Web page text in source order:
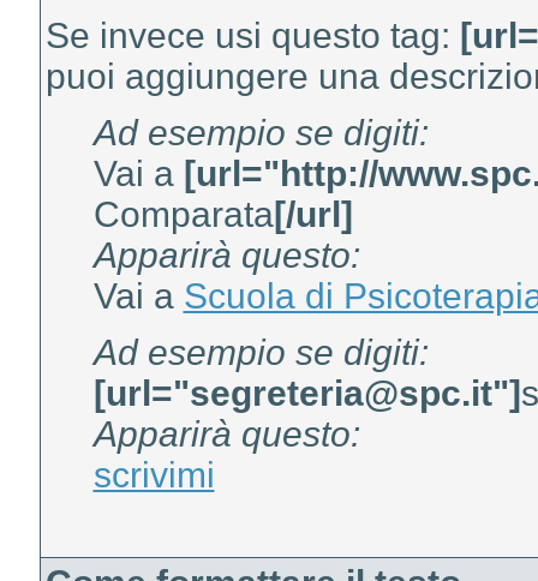
Se invece usi questo tag:
puoi aggiungere una
Ad esempio se digiti:
Vai a [url="http://
Comparata[/url]
Apparirà questo:
Vai a Scuola di
Ad esempio se digiti:
[url="segreteria@spc.it"]
Apparirà questo:
scrivimi